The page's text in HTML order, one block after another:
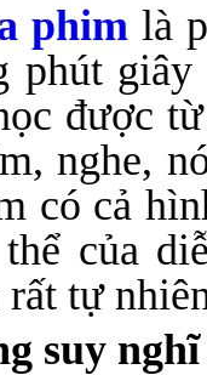
phim là
phút
được
nghe,
có cả
của
tự
suy